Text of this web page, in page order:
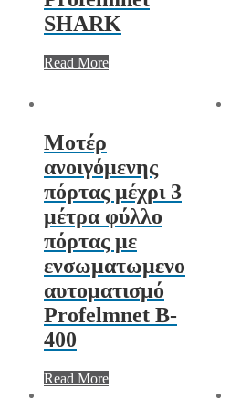
SHARK
Read More
Μοτέρ
ανοιγόμενης
πόρτας μέχρι 3
μέτρα φύλλο
πόρτας με
ενσωματωμενο
αυτοματισμό
Profelmnet B-
400
Read More